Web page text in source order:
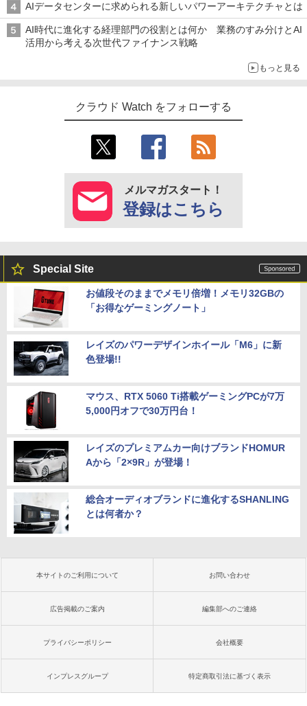
AIデータセンターに求められる新しいパワーアーキテクチャとは
AI時代に進化する経理部門の役割とは何か 業務のすみ分けとAI
活用から考える次世代ファイナンス戦略
もっと見る
クラウド Watch をフォローする
メルマガスタート！
登録はこちら
Special Site
お値段そのままでメモリ倍増！メモリ32GBの
「お得なゲーミングノート」
レイズのパワーデザインホイール「M6」に新
色登場!!
マウス、RTX 5060 Ti搭載ゲーミングPCが7万
5,000円オフで30万円台！
レイズのプレミアムカー向けブランドHOMUR
Aから「2×9R」が登場！
総合オーディオブランドに進化するSHANLING
とは何者か？
本サイトのご利用について お問い合わせ
広告掲載のご案内 編集部へのご連絡
プライバシーポリシー 会社概要
インプレスグループ 特定商取引法に基づく表示